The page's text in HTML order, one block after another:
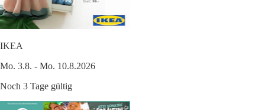
IKEA
Mo. 3.8. - Mo. 10.8.2026
Noch 3 Tage gültig